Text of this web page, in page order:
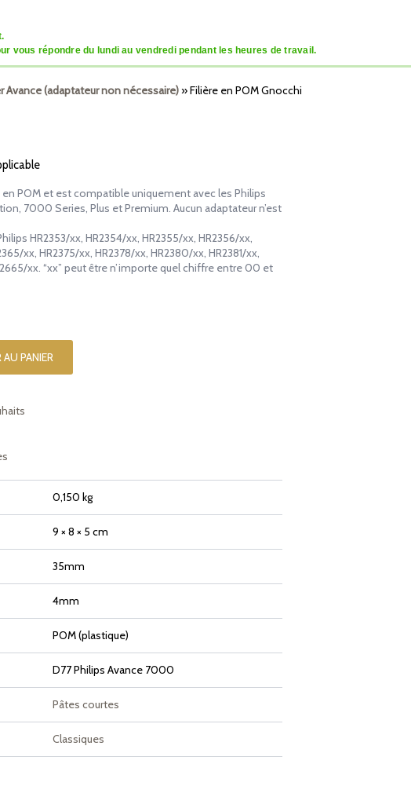
vous répondre du lundi au vendredi pendant les heures de travail.
Avance (adaptateur non nécessaire)»Filière en POM Gnocchi
POM et est compatible uniquement avec les Philips
7000 Series, Plus et Premium. Aucun adaptateur n’est
HR2353/xx, HR2354/xx, HR2355/xx, HR2356/xx,
xx, HR2375/xx, HR2378/xx, HR2380/xx, HR2381/xx,
xx. “xx” peut être n’importe quel chiffre entre 00 et
AU PANIER
0,150 kg
9 × 8 × 5 cm
35mm
4mm
POM (plastique)
D77 Philips Avance 7000
Pâtes courtes
Classiques